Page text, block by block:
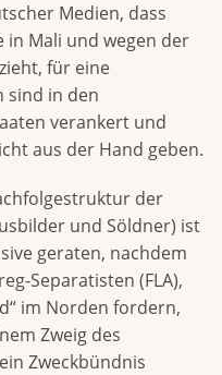
Medien, dass
in Mali und wegen der
für eine
sind in den
verankert und
aus der Hand geben.
der
und Söldner) ist
geraten, nachdem
Separatisten (FLA),
im Norden fordern,
Zweig des
Zweckbündnis